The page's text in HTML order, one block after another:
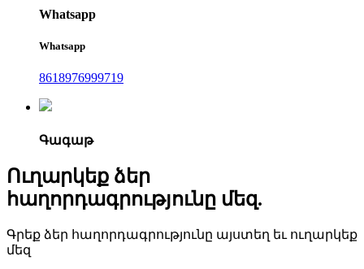
Whatsapp
Whatsapp
8618976999719
Գագաթ
Ուղարկեք ձեր
հաղորդագրությունը մեզ.
Գրեք ձեր հաղորդագրությունը այստեղ եւ ուղարկեք
մեզ